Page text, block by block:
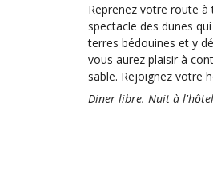
Reprenez votre route à
spectacle des dunes
terres bédouines et y
vous aurez plaisir à
sable. Rejoignez votre
Diner libre. Nuit à